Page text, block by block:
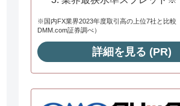
※国内FX業界2023年度取引高の上位7社と比較
DMM.com証券調べ）
詳細を見る (PR)